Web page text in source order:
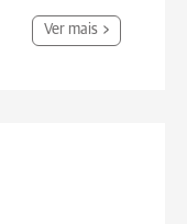
Ver mais